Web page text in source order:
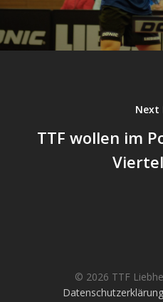
Next
TTF wollen im
© 2026 TTF
Datenschutzerklärung